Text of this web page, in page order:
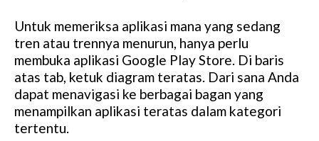
Untuk memeriksa aplikasi mana yang sedang
tren atau trennya menurun, hanya perlu
membuka aplikasi Google Play Store. Di baris
atas tab, ketuk diagram teratas. Dari sana Anda
dapat menavigasi ke berbagai bagan yang
menampilkan aplikasi teratas dalam kategori
tertentu.